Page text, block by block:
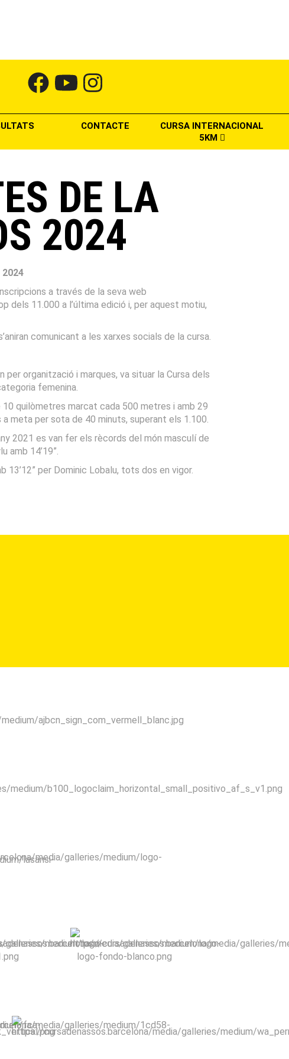
CONTACTE
CURSA INTERNACIONAL
5KM
DE LA
2024
2024
a través de la seva web
dels 11.000 a l’última edició i, per aquest motiu,
comunicant a les xarxes socials de la cursa.
organització i marques, va situar la Cursa dels
femenina.
quilòmetres marcat cada 500 metres i amb 29
meta per sota de 40 minuts, superant els 1.100.
2021 es van fer els rècords del món masculí de
amb 14’19”.
13’12” per Dominic Lobalu, tots dos en vigor.